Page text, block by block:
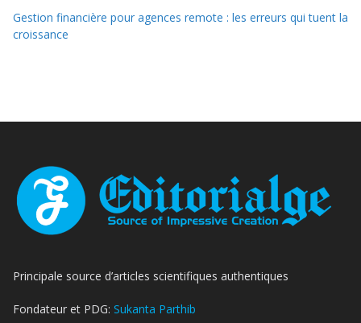
Gestion financière pour agences remote : les erreurs qui tuent la
croissance
Principale source d’articles scientifiques authentiques
Fondateur et PDG: Sukanta Parthib